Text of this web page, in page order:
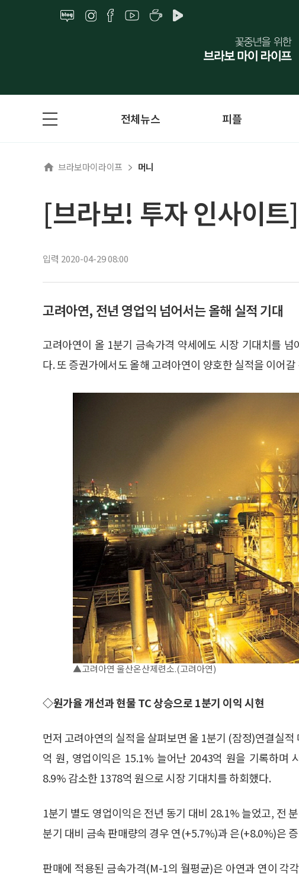
전체뉴스 피플
브라보마이라이프 머니
[브라보! 투자 인사이
입력 2020-04-29 08:00
고려아연, 전년 영업익 넘어서는 올해 실적 기대
고려아연이 올 1분기 금속가격 약세에도 시장 기대치를
다. 또 증권가에서도 올해 고려아연이 양호한 실적을 이어
▲고려아연 울산온산제련소.(고려아연)
◇원가율 개선과 현물 TC 상승으로 1분기 이익 시현
먼저 고려아연의 실적을 살펴보면 올 1분기 (잠정)연결실
억 원, 영업이익은 15.1% 늘어난 2043억 원을 기록하며
8.9% 감소한 1378억 원으로 시장 기대치를 하회했다.
1분기 별도 영업이익은 전년 동기 대비 28.1% 늘었고, 전
분기 대비 금속 판매량의 경우 연(+5.7%)과 은(+8.0%)은
판매에 적용된 금속가격(M-1의 월평균)은 아연과 연이